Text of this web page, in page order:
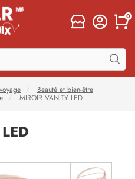
0
Beauté et bien-être
MIROIR VANITY LED